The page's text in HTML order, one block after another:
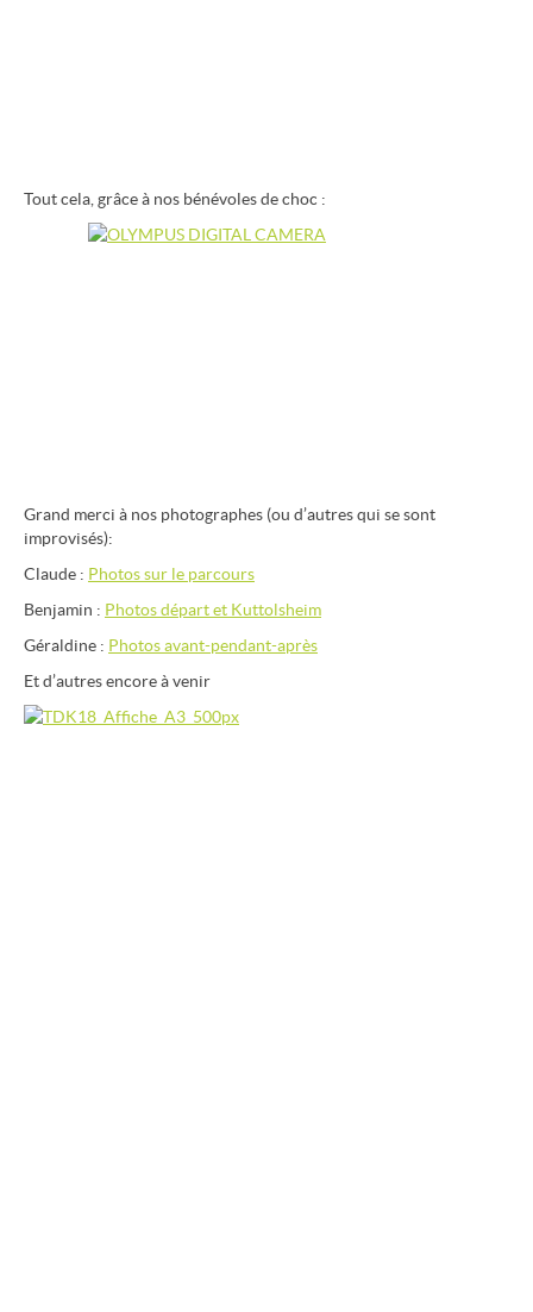
Tout cela, grâce à nos bénévoles de choc :
Grand merci à nos photographes (ou d’autres qui se sont
improvisés):
Claude : Photos sur le parcours
Benjamin : Photos départ et Kuttolsheim
Géraldine : Photos avant-pendant-après
Et d’autres encore à venir